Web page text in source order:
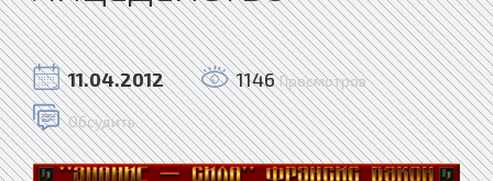
11.04.2012 1146 Просмотров
Обсудить